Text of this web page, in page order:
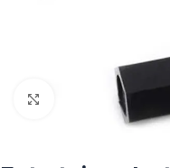
Click to enlarge